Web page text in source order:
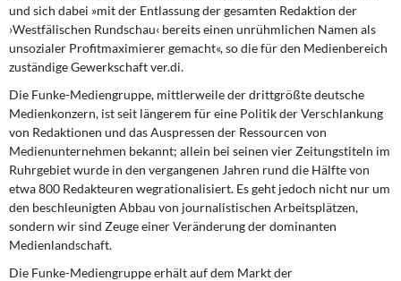
und sich dabei »mit der Entlassung der gesamten Redaktion der
›Westfälischen Rundschau‹ bereits einen unrühmlichen Namen als
unsozialer Profitmaximierer gemacht«, so die für den Medienbereich
zuständige Gewerkschaft ver.di.
Die Funke-Mediengruppe, mittlerweile der drittgrößte deutsche
Medienkonzern, ist seit längerem für eine Politik der Verschlankung
von Redaktionen und das Auspressen der Ressourcen von
Medienunternehmen bekannt; allein bei seinen vier Zeitungstiteln im
Ruhrgebiet wurde in den vergangenen Jahren rund die Hälfte von
etwa 800 Redakteuren wegrationalisiert. Es geht jedoch nicht nur um
den beschleunigten Abbau von journalistischen Arbeitsplätzen,
sondern wir sind Zeuge einer Veränderung der dominanten
Medienlandschaft.
Die Funke-Mediengruppe erhält auf dem Markt der